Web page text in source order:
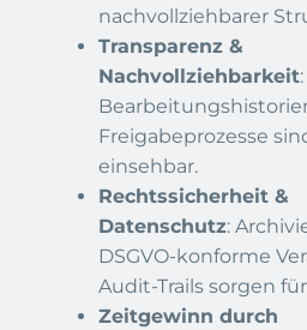
nachvollziehbarer
Transparenz &
Nachvollziehbarkeit
Freigabeprozesse
einsehbar.
Rechtssicherheit &
Datenschutz:
DSGVO-konforme
Audit-Trails sorgen
Zeitgewinn durch